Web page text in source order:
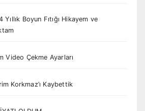
Yıllık Boyun Fıtığı Hikayem ve
Video Çekme Ayarları
Korkmaz’ı Kaybettik